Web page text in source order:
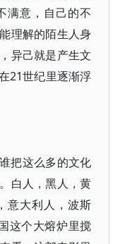
满意，自己的不
理解的陌生人身
异己就是产生文
21世纪里逐渐浮
把这么多的文化
白人，黑人，黄
意大利人，波斯
这个大熔炉里搅